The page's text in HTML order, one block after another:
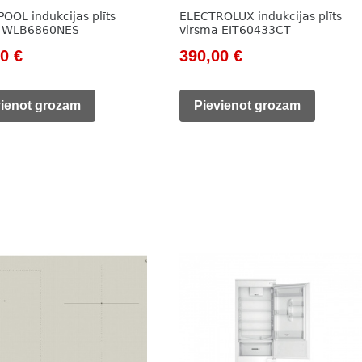
indukcijas plīts
€Current
is:grozam
ELECTROLUX indukcijas plīts
virsma EIT60433CT
Original
was:
390,00 €Current
is:
Pievienot grozam